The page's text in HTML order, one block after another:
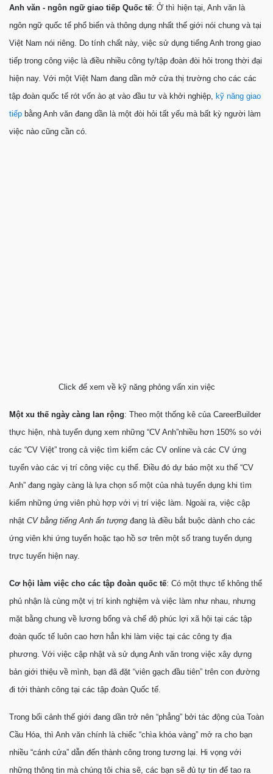
Anh văn - ngôn ngữ giao tiếp Quốc tế: Ở thì hiện tại, Anh văn là
ngôn ngữ quốc tế phổ biến và thông dụng nhất thế giới nói chung và tại
Việt Nam nói riêng. Do tính chất này, việc sử dụng tiếng Anh trong giao
tiếp trong công việc là điều nhiều công ty/tập đoàn đòi hỏi trong thời đại
hiện nay. Với một Việt Nam đang dần mở cửa thị trường cho các các
tập đoàn quốc tế rót vốn ào ạt vào đầu tư và khởi nghiệp, kỹ năng giao
tiếp bằng Anh văn đang dần là một đòi hỏi tất yếu mà bất kỳ người làm
việc nào cũng cần có.
Click để xem về kỹ năng phỏng vấn xin việc
Một xu thế ngày càng lan rộng: Theo một thống kê của CareerBuilder
thực hiện, nhà tuyển dụng xem những “CV Anh”nhiều hơn 150% so với
các “CV Việt” trong cả việc tìm kiếm các CV online và các CV ứng
tuyển vào các vị trí công việc cụ thể. Điều đó dự báo một xu thế “CV
Anh” đang ngày càng là lựa chọn số một của nhà tuyển dụng khi tìm
kiếm những ứng viên phù hợp với vị trí việc làm. Ngoài ra, việc cập
nhật CV bằng tiếng Anh ấn tượng đang là điều bắt buộc dành cho các
ứng viên khi ứng tuyển hoặc tạo hồ sơ trên một số trang tuyển dụng
trực tuyến hiện nay.
Cơ hội làm việc cho các tập đoàn quốc tế: Có một thực tế không thể
phủ nhận là cùng một vị trí kinh nghiệm và việc làm như nhau, nhưng
mặt bằng chung về lương bổng và chế độ phúc lợi xã hội tại các tập
đoàn quốc tế luôn cao hơn hẳn khi làm việc tại các công ty địa
phương. Với việc cập nhật và sử dụng Anh văn trong việc xây dựng
bản giới thiệu về mình, bạn đã đặt “viên gạch đầu tiên” trên con đường
đi tới thành công tại các tập đoàn Quốc tế.
Trong bối cảnh thế giới đang dần trở nên “phẳng” bởi tác động của Toàn
Cầu Hóa, thì Anh văn chính là chiếc “chìa khóa vàng” mở ra cho bạn
nhiều “cánh cửa” dẫn đến thành công trong tương lại. Hi vọng với
những thông tin mà chúng tôi chia sẽ, các bạn sẽ đủ tự tin để tao ra